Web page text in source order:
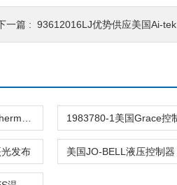
一篇 : 93612016LJ优势供应美国Ai-tek
发布